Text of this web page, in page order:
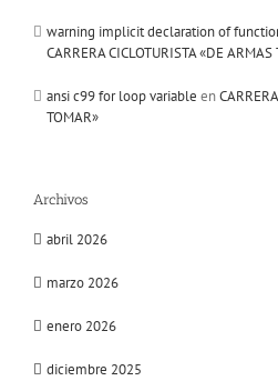
warning implicit declaration of
CARRERA CICLOTURISTA «DE ARMAS
ansi c99 for loop variable en
TOMAR»
Archivos
abril 2026
marzo 2026
enero 2026
diciembre 2025